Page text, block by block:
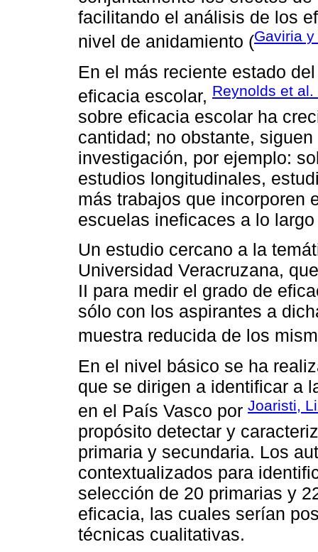
facilitando el análisis de los
nivel de anidamiento (Gaviria
En el más reciente estado
eficacia escolar, Reynolds et al.
sobre eficacia escolar ha
cantidad; no obstante,
investigación, por ejemplo:
estudios longitudinales,
más trabajos que incorporen
escuelas ineficaces a lo
Un estudio cercano a la
Universidad Veracruzana,
II para medir el grado de
sólo con los aspirantes a
muestra reducida de los
En el nivel básico se ha
que se dirigen a identificar a
en el País Vasco por Joaristi,
propósito detectar y
primaria y secundaria. Los
contextualizados para
selección de 20 primarias y
eficacia, las cuales serían
técnicas cualitativas.